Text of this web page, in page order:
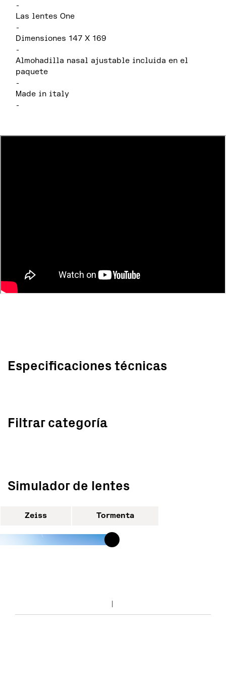
-
Las lentes One
-
Dimensiones 147 X 169
-
Almohadilla nasal ajustable incluida en el
paquete
-
Made in italy
-
Especificaciones técnicas
Filtrar categoría
Simulador de lentes
Zeiss Tormenta